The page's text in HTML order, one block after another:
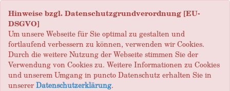
Hinweise bzgl. Datenschutzgrundverordnung [EU-
DSGVO]
Um unsere Webseite für Sie optimal zu gestalten und
fortlaufend verbessern zu können, verwenden wir Cookies.
Durch die weitere Nutzung der Webseite stimmen Sie der
Verwendung von Cookies zu. Weitere Informationen zu Cookies
und unserem Umgang in puncto Datenschutz erhalten Sie in
unsererDatenschutzerklärung.